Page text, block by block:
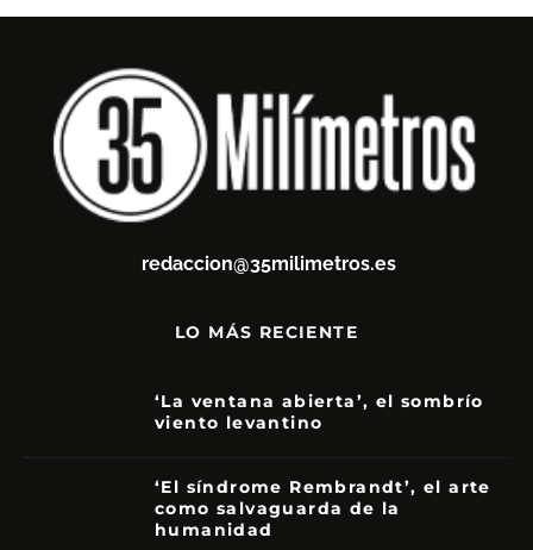
redaccion@35milimetros.es
LO MÁS RECIENTE
‘La ventana abierta’, el sombrío
viento levantino
‘El síndrome Rembrandt’, el arte
como salvaguarda de la
humanidad